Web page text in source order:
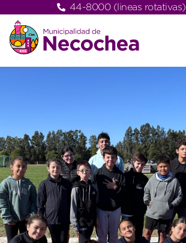
44-8000 (lineas rotativas)